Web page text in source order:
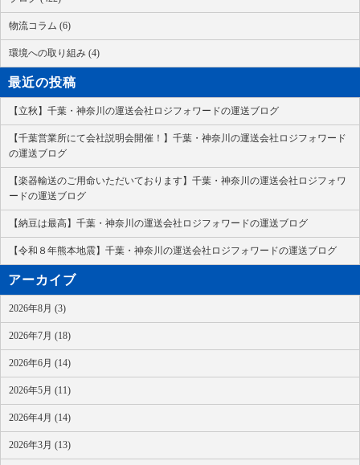
物流コラム (6)
環境への取り組み (4)
最近の投稿
【立秋】千葉・神奈川の運送会社ロジフォワードの運送ブログ
【千葉営業所にて会社説明会開催！】千葉・神奈川の運送会社ロジフォワード
の運送ブログ
【楽器輸送のご用命いただいております】千葉・神奈川の運送会社ロジフォワ
ードの運送ブログ
【納豆は最高】千葉・神奈川の運送会社ロジフォワードの運送ブログ
【令和８年熊本地震】千葉・神奈川の運送会社ロジフォワードの運送ブログ
アーカイブ
2026年8月 (3)
2026年7月 (18)
2026年6月 (14)
2026年5月 (11)
2026年4月 (14)
2026年3月 (13)